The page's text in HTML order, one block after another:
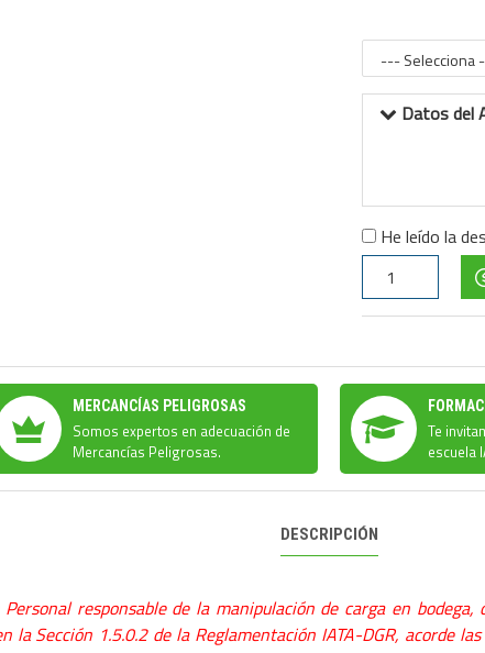
Datos del
He leído la
MERCANCÍAS PELIGROSAS
Somos expertos en adecuación de
Mercancías Peligrosas.
Te
escuela
DESCRIPCIÓN
responsable de la manipulación de carga en
la Sección 1.5.0.2 de la Reglamentación IATA-DGR, acorde